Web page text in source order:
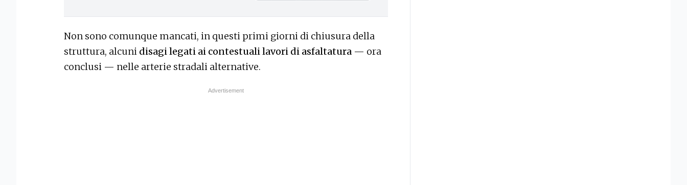
Non sono comunque mancati, in questi primi giorni di chiusura della
struttura, alcuni disagi legati ai contestuali lavori di asfaltatura — ora
conclusi — nelle arterie stradali alternative.